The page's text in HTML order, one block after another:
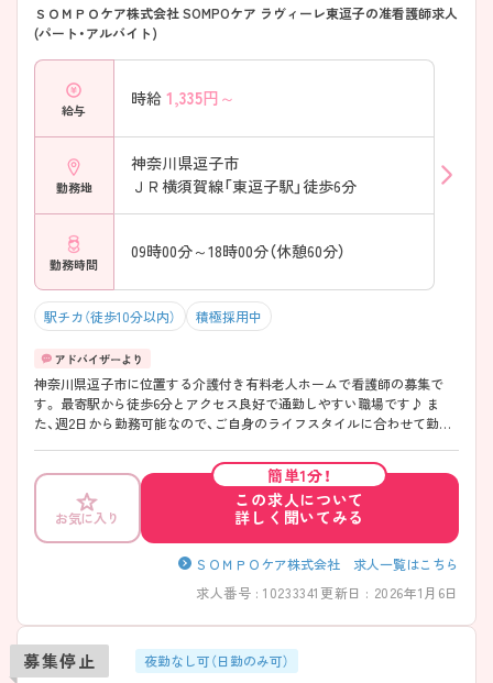
ＳＯＭＰＯケア株式会社 SOMPOケア ラヴィーレ東逗子の准看護師求人
(パート・アルバイト)
給与
時給 1,335円～
勤務地
神奈川県逗子市
ＪＲ横須賀線「東逗子駅」徒歩6分
勤務時間
09時00分～18時00分（休憩60分）
駅チカ（徒歩10分以内） 積極採用中
神奈川県逗子市に位置する介護付き有料老人ホームで看護師の募集で
す。 最寄駅から徒歩6分とアクセス良好で通勤しやすい職場です♪ ま
た、週2日から勤務可能なので、ご自身のライフスタイルに合わせて勤務
気軽にお問い合わせください。
お気に入り
簡単1分！
この求人について
詳しく聞いてみる
ＳＯＭＰＯケア株式会社 求人一覧はこちら
求人番号 : 10233341 更新日 : 2026年1月6日
募集停止 夜勤なし可（日勤のみ可）